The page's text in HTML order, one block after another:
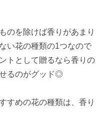
のを除けば香りがあまり
い花の種類の1つなので
トとして贈るなら香りの
るのがグッド◎
すめの花の種類は、香り